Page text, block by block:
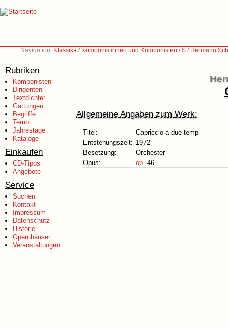
Navigation: Klassika / Komponistinnen und Komponisten /S / Hermann
Rubriken
Komponisten
Dirigenten
Textdichter
Gattungen
Begriffe
Tempi
Jahrestage
Kataloge
Einkaufen
CD-Tipps
Angebote
Service
Suchen
Kontakt
Impressum
Datenschutz
Historie
Opernhäuser
Veranstaltungen
Allgemeine Angaben zum Werk:
Titel:
Capriccio a due tempi
Entstehungszeit: 1972
Besetzung:
Orchester
Opus:
op. 46